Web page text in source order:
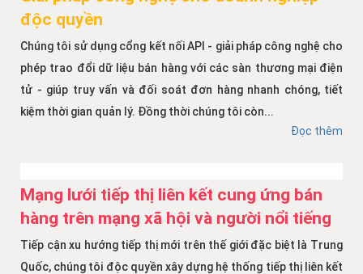
độc quyền
Chúng tôi sử dụng cổng kết nối API - giải pháp công nghệ cho
phép trao đổi dữ liệu bán hàng với các sàn thương mại điện
tử - giúp truy vấn và đối soát đơn hàng nhanh chóng, tiết
kiệm thời gian quản lý. Đồng thời chúng tôi còn...
Đọc thêm
Mạng lưới tiếp thị liên kết cung ứng bán
hàng trên mạng xã hội và người nổi tiếng
Tiếp cận xu hướng tiếp thị mới trên thế giới đặc biệt là Trung
Quốc, chúng tôi độc quyền xây dựng hệ thống tiếp thị liên kết